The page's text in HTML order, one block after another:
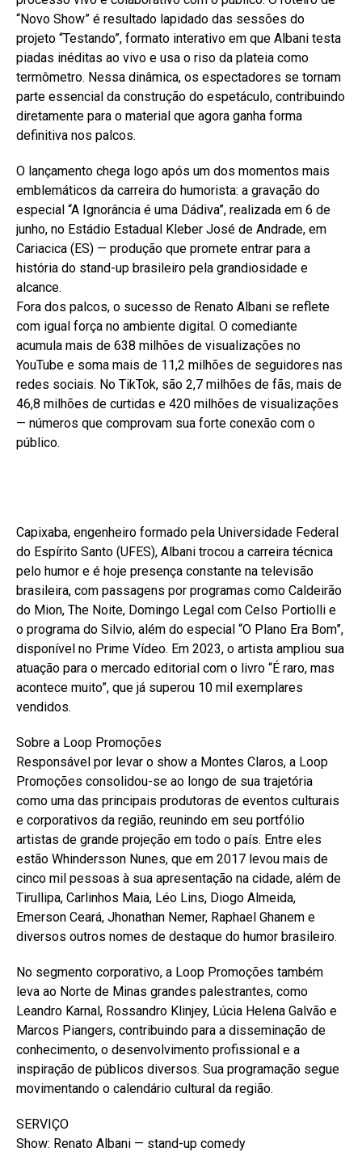
“Novo Show” é resultado lapidado das sessões do
projeto “Testando”, formato interativo em que Albani testa
piadas inéditas ao vivo e usa o riso da plateia como
termômetro. Nessa dinâmica, os espectadores se tornam
parte essencial da construção do espetáculo, contribuindo
diretamente para o material que agora ganha forma
definitiva nos palcos.
O lançamento chega logo após um dos momentos mais
emblemáticos da carreira do humorista: a gravação do
especial “A Ignorância é uma Dádiva”, realizada em 6 de
junho, no Estádio Estadual Kleber José de Andrade, em
Cariacica (ES) — produção que promete entrar para a
história do stand-up brasileiro pela grandiosidade e
alcance.
Fora dos palcos, o sucesso de Renato Albani se reflete
com igual força no ambiente digital. O comediante
acumula mais de 638 milhões de visualizações no
YouTube e soma mais de 11,2 milhões de seguidores nas
redes sociais. No TikTok, são 2,7 milhões de fãs, mais de
46,8 milhões de curtidas e 420 milhões de visualizações
— números que comprovam sua forte conexão com o
público.
Capixaba, engenheiro formado pela Universidade Federal
do Espírito Santo (UFES), Albani trocou a carreira técnica
pelo humor e é hoje presença constante na televisão
brasileira, com passagens por programas como Caldeirão
do Mion, The Noite, Domingo Legal com Celso Portiolli e
o programa do Silvio, além do especial “O Plano Era Bom”,
disponível no Prime Vídeo. Em 2023, o artista ampliou sua
atuação para o mercado editorial com o livro “É raro, mas
acontece muito”, que já superou 10 mil exemplares
vendidos.
Sobre a Loop Promoções
Responsável por levar o show a Montes Claros, a Loop
Promoções consolidou-se ao longo de sua trajetória
como uma das principais produtoras de eventos culturais
e corporativos da região, reunindo em seu portfólio
artistas de grande projeção em todo o país. Entre eles
estão Whindersson Nunes, que em 2017 levou mais de
cinco mil pessoas à sua apresentação na cidade, além de
Tirullipa, Carlinhos Maia, Léo Lins, Diogo Almeida,
Emerson Ceará, Jhonathan Nemer, Raphael Ghanem e
diversos outros nomes de destaque do humor brasileiro.
No segmento corporativo, a Loop Promoções também
leva ao Norte de Minas grandes palestrantes, como
Leandro Karnal, Rossandro Klinjey, Lúcia Helena Galvão e
Marcos Piangers, contribuindo para a disseminação de
conhecimento, o desenvolvimento profissional e a
inspiração de públicos diversos. Sua programação segue
movimentando o calendário cultural da região.
SERVIÇO
Show: Renato Albani — stand-up comedy